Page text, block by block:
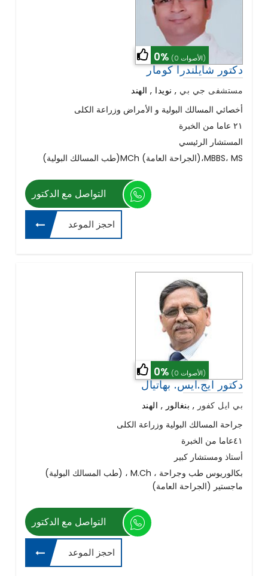
0% (0 الأصوات)
دكتور شايلندرا كومار
مستشفى جي بي , نويدا , الهند
أخصائي المسالك البولية و الأمراض وزراعة الكلى
٢١ عاما من الخبرة
المستشار الرئيسي
(طب المسالك البولية)MCh (الجراحة العامة)،MBBS، MS
التواصل مع الدكتور
احجز الموعد
0% (0 الأصوات)
دكتور ايج.ايس. بهاتيال
بي ايل كفور , بنغالور , الهند
جراحة المسالك البولية وزراعة الكلى
٤١عاما من الخبرة
أستاذ ومستشار كبير
(طب المسالك البولية) ، M.Ch بكالوريوس طب وجراحة ،
ماجستير (الجراحة العامة)
التواصل مع الدكتور
احجز الموعد